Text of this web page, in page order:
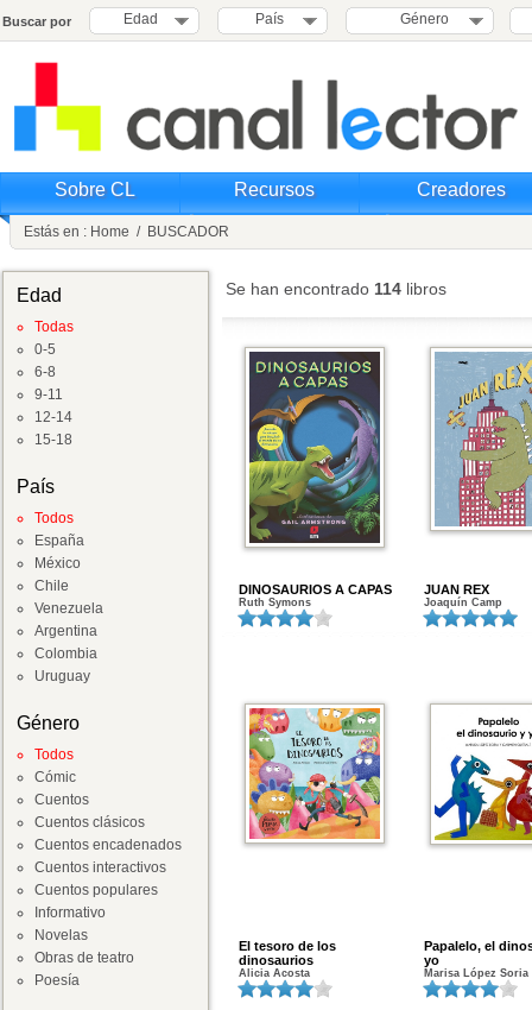
Buscar por Edad País Género
Sobre CL Recursos Creadores
Estás en : Home / BUSCADOR
Edad
Todas
0-5
6-8
9-11
12-14
15-18
País
Todos
España
México
Chile
Venezuela
Argentina
Colombia
Uruguay
Género
Todos
Cómic
Cuentos
Cuentos clásicos
Cuentos encadenados
Cuentos interactivos
Cuentos populares
Informativo
Novelas
Obras de teatro
Poesía
Se han encontrado 114 libros
DINOSAURIOS A CAPAS
Ruth Symons
JUAN REX
Joaquín Camp
El tesoro de los
dinosaurios
Alicia Acosta
Papalelo, el
yo
Marisa López Soria